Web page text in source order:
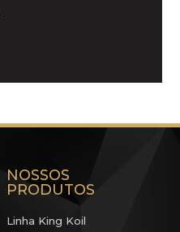
NOSSOS
PRODUTOS
Linha King Koil